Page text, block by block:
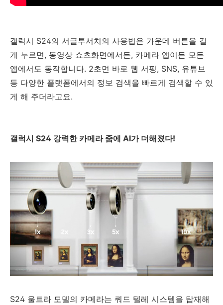
갤럭시 S24의 서글투서치의 사용법은 가운데 버튼을 길
게 누르면, 동영상 쇼츠화면에서든, 카메라 앱이든 모든
앱에서도 동작합니다. 2초면 바로 웹 서핑, SNS, 유튜브
등 다양한 플랫폼에서의 정보 검색을 빠르게 검색할 수 있
게 해 주더라고요.
갤럭시 S24 강력한 카메라 줌에 AI가 더해졌다!
S24 울트라 모델의 카메라는 쿼드 텔레 시스템을 탑재해